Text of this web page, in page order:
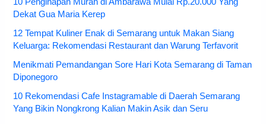
10 Penginapan Murah di Ambarawa Mulai Rp.20.000 Yang
Dekat Gua Maria Kerep
12 Tempat Kuliner Enak di Semarang untuk Makan Siang
Keluarga: Rekomendasi Restaurant dan Warung Terfavorit
Menikmati Pemandangan Sore Hari Kota Semarang di Taman
Diponegoro
10 Rekomendasi Cafe Instagramable di Daerah Semarang
Yang Bikin Nongkrong Kalian Makin Asik dan Seru